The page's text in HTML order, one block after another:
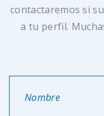
contactaremos si
a tu perfil.